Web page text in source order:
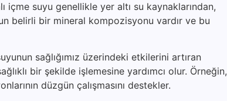
içme suyu genellikle yer altı su kaynaklarından,
belirli bir mineral kompozisyonu vardır ve bu
sağlığımız üzerindeki etkilerini artıran
bir şekilde işlemesine yardımcı olur. Örneğin,
düzgün çalışmasını destekler.